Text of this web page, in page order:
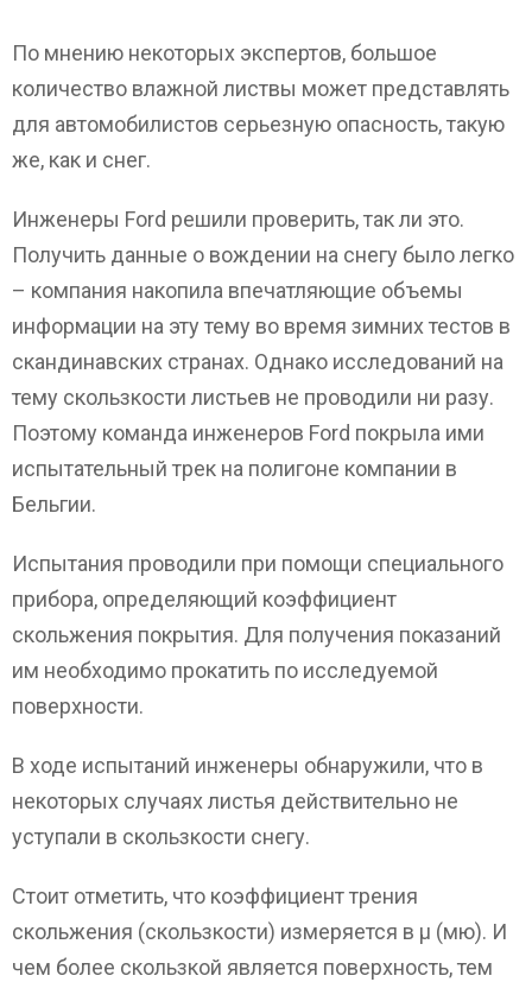
По мнению некоторых экспертов, большое
количество влажной листвы может представлять
для автомобилистов серьезную опасность, такую
же, как и снег.
Инженеры Ford решили проверить, так ли это.
Получить данные о вождении на снегу было легко
– компания накопила впечатляющие объемы
информации на эту тему во время зимних тестов в
скандинавских странах. Однако исследований на
тему скользкости листьев не проводили ни разу.
Поэтому команда инженеров Ford покрыла ими
испытательный трек на полигоне компании в
Бельгии.
Испытания проводили при помощи специального
прибора, определяющий коэффициент
скольжения покрытия. Для получения показаний
им необходимо прокатить по исследуемой
поверхности.
В ходе испытаний инженеры обнаружили, что в
некоторых случаях листья действительно не
уступали в скользкости снегу.
Стоит отметить, что коэффициент трения
скольжения (скользкости) измеряется в µ (мю). И
чем более скользкой является поверхность, тем